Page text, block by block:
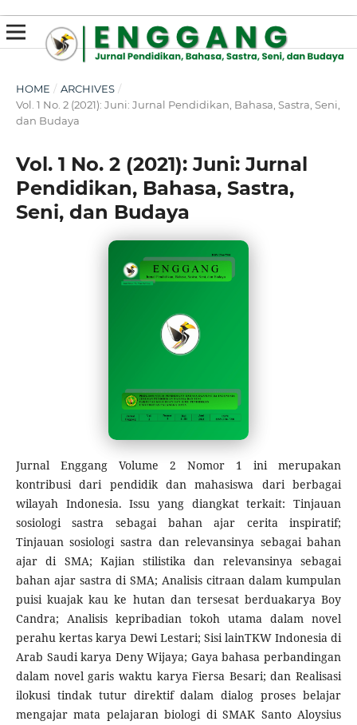
HOME / ARCHIVES /
Vol. 1 No. 2 (2021): Juni: Jurnal Pendidikan, Bahasa, Sastra, Seni,
dan Budaya
Vol. 1 No. 2 (2021): Juni: Jurnal
Pendidikan, Bahasa, Sastra,
Seni, dan Budaya
Jurnal Enggang Volume 2 Nomor 1 ini merupakan
kontribusi dari pendidik dan mahasiswa dari berbagai
wilayah Indonesia. Issu yang diangkat terkait: Tinjauan
sosiologi sastra sebagai bahan ajar cerita inspiratif;
Tinjauan sosiologi sastra dan relevansinya sebagai bahan
ajar di SMA; Kajian stilistika dan relevansinya sebagai
bahan ajar sastra di SMA; Analisis citraan dalam kumpulan
puisi kuajak kau ke hutan dan tersesat berduakarya Boy
Candra; Analisis kepribadian tokoh utama dalam novel
perahu kertas karya Dewi Lestari; Sisi lainTKW Indonesia di
Arab Saudi karya Deny Wijaya; Gaya bahasa perbandingan
dalam novel garis waktu karya Fiersa Besari; dan Realisasi
ilokusi tindak tutur direktif dalam dialog proses belajar
mengajar mata pelajaran biologi di SMAK Santo Aloysius